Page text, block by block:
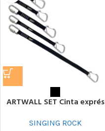
ARTWALL SET Cinta exprés
SINGING ROCK